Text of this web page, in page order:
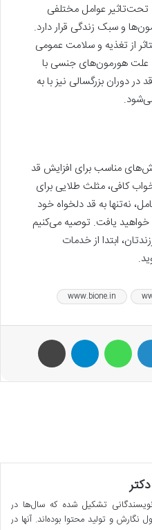
عوامل مختلفی
و سبک زندگی قرار دارد.
از تغذیه و سلامت عمومی
علت هورمون‌های جنسی با
دوران بزرگسالی نیز با به
مناسب برای افزایش قد
کافی، مثلث طلایی برای
نه‌‌تنها به قد دلخواه خود
یافت. توصیه می‌کنیم
ابتدا از خدمات
www.bione.in
تشکیل شده که سال‌ها در
و تولید محتوا بوده‌اند. آنها در